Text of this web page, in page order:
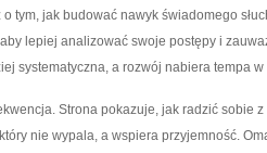
tym, jak budować nawyk świadomego
lepiej analizować swoje postępy i
systematyczna, a rozwój nabiera tempa
Strona pokazuje, jak radzić sobie
nie wypala, a wspiera przyjemność.